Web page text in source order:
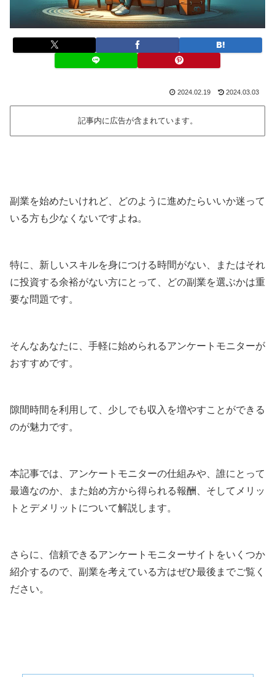
2024.02.19 2024.03.03
記事内に広告が含まれています。
副業を始めたいけれど、どのように進めたらいいか迷って
いる方も少なくないですよね。
特に、新しいスキルを身につける時間がない、またはそれ
に投資する余裕がない方にとって、どの副業を選ぶかは重
要な問題です。
そんなあなたに、手軽に始められるアンケートモニターが
おすすめです。
隙間時間を利用して、少しでも収入を増やすことができる
のが魅力です。
本記事では、アンケートモニターの仕組みや、誰にとって
最適なのか、また始め方から得られる報酬、そしてメリッ
トとデメリットについて解説します。
さらに、信頼できるアンケートモニターサイトをいくつか
紹介するので、副業を考えている方はぜひ最後までご覧く
ださい。